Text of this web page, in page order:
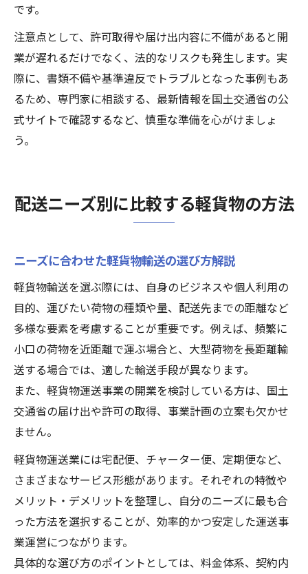
です。
注意点として、許可取得や届け出内容に不備があると開
業が遅れるだけでなく、法的なリスクも発生します。実
際に、書類不備や基準違反でトラブルとなった事例もあ
るため、専門家に相談する、最新情報を国土交通省の公
式サイトで確認するなど、慎重な準備を心がけましょ
う。
配送ニーズ別に比較する軽貨物の方法
ニーズに合わせた軽貨物輸送の選び方解説
軽貨物輸送を選ぶ際には、自身のビジネスや個人利用の
目的、運びたい荷物の種類や量、配送先までの距離など
多様な要素を考慮することが重要です。例えば、頻繁に
小口の荷物を近距離で運ぶ場合と、大型荷物を長距離輸
送する場合では、適した輸送手段が異なります。
また、軽貨物運送事業の開業を検討している方は、国土
交通省の届け出や許可の取得、事業計画の立案も欠かせ
ません。
軽貨物運送業には宅配便、チャーター便、定期便など、
さまざまなサービス形態があります。それぞれの特徴や
メリット・デメリットを整理し、自分のニーズに最も合
った方法を選択することが、効率的かつ安定した運送事
業運営につながります。
具体的な選び方のポイントとしては、料金体系、契約内